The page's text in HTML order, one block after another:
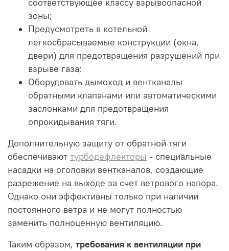
соответствующее классу взрывоопасной
зоны;
Предусмотреть в котельной
легкосбрасываемые конструкции (окна,
двери) для предотвращения разрушений при
взрыве газа;
Оборудовать дымоход и вентканалы
обратными клапанами или автоматическими
заслонками для предотвращения
опрокидывания тяги.
Дополнительную защиту от обратной тяги
обеспечивают турбодефлекторы - специальные
насадки на оголовки вентканалов, создающие
разрежение на выходе за счет ветрового напора.
Однако они эффективны только при наличии
постоянного ветра и не могут полностью
заменить полноценную вентиляцию.
Таким образом, требования к вентиляции при